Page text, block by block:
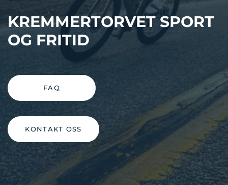
KREMMERTORVET SPORT
OG FRITID
FAQ
KONTAKT OSS